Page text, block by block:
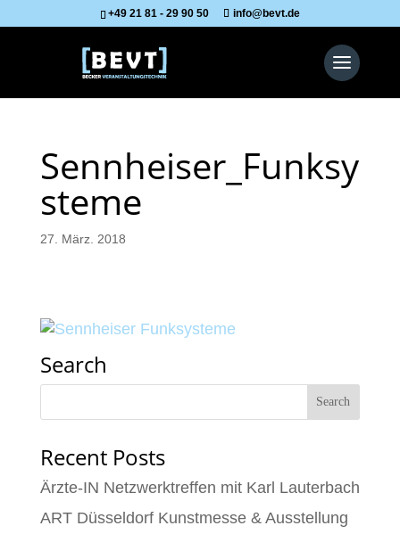
+49 21 81 - 29 90 50 info@bevt.de
Sennheiser_Funksy
steme
27. März. 2018
Search
Recent Posts
Ärzte-IN Netzwerktreffen mit Karl Lauterbach
ART Düsseldorf Kunstmesse & Ausstellung